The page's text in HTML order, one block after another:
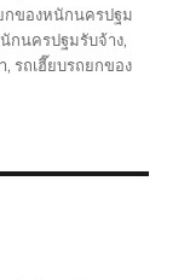
กของหนักนครปฐม
กนครปฐมรับจ้าง,
,รถเฮี๊ยบรถยกของ